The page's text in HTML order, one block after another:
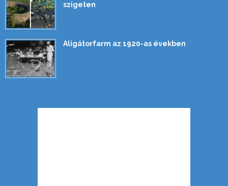
szigeten
Aligátorfarm az 1920-as években